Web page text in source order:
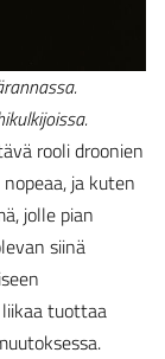
rooli droonien
ja kuten
jolle pian
siinä
tuottaa